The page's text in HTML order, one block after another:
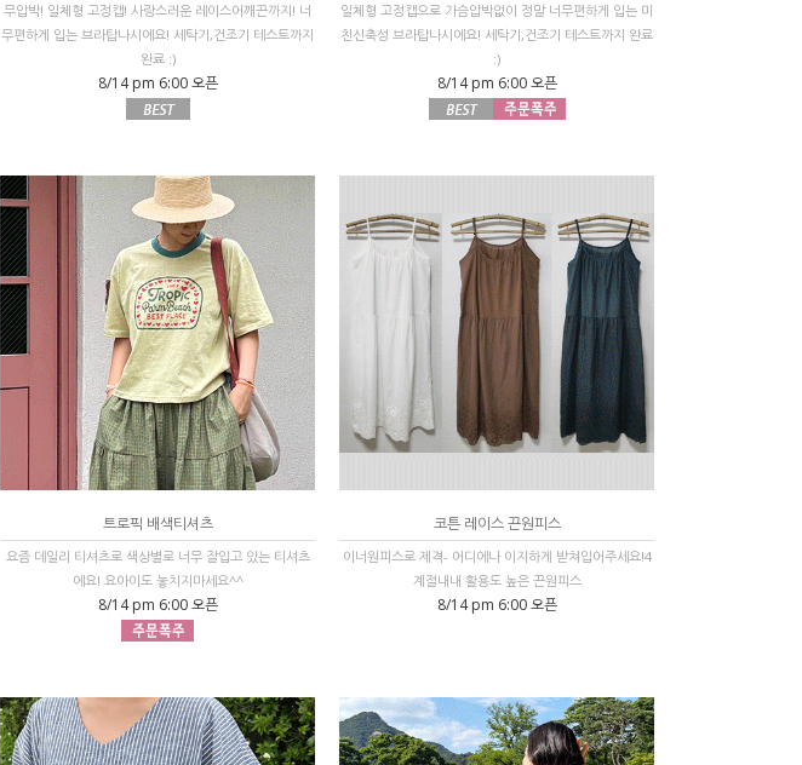
무압박! 일체형 고정캡! 사랑스러운 레이스어깨끈까지! 너
무편하게 입는 브라탑나시에요! 세탁기,건조기 테스트까지
완료 :)
8/14 pm 6:00 오픈
일체형 고정캡으로 가슴압박없이 정말 너무편하게 입는 미
친신축성 브라탑나시에요! 세탁기,건조기 테스트까지 완료
:)
8/14 pm 6:00 오픈
트로픽 배색티셔츠
요즘 데일리 티셔츠로 색상별로 너무 잘입고 있는 티셔츠
에요! 요아이도 놓치지마세요^^
8/14 pm 6:00 오픈
코튼 레이스 끈원피스
이너원피스로 제격- 어디에나 이지하게 받쳐입어주세요!4
계절내내 활용도 높은 끈원피스
8/14 pm 6:00 오픈